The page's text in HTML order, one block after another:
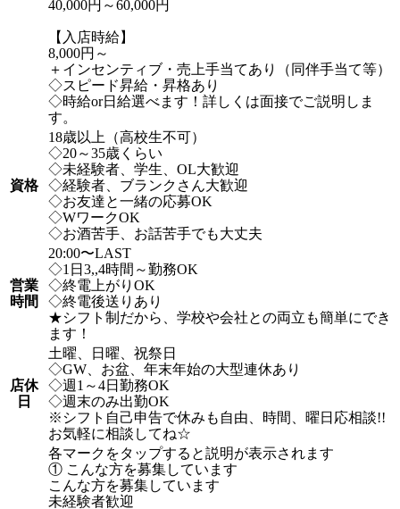
40,000円～60,000円
【入店時給】
8,000円～
＋インセンティブ・売上手当てあり（同伴手当て等）
◇スピード昇給・昇格あり
◇時給or日給選べます！詳しくは面接でご説明しま
す。
資格
18歳以上（高校生不可）
◇20～35歳くらい
◇未経験者、学生、OL大歓迎
◇経験者、ブランクさん大歓迎
◇お友達と一緒の応募OK
◇WワークOK
◇お酒苦手、お話苦手でも大丈夫
営業
時間
20:00〜LAST
◇1日3,,4時間～勤務OK
◇終電上がりOK
◇終電後送りあり
★シフト制だから、学校や会社との両立も簡単にでき
ます！
店休
日
土曜、日曜、祝祭日
◇GW、お盆、年末年始の大型連休あり
◇週1～4日勤務OK
◇週末のみ出勤OK
※シフト自己申告で休みも自由、時間、曜日応相談!!
お気軽に相談してね☆
各マークをタップすると説明が表示されます
① こんな方を募集しています
こんな方を募集しています
未経験者歓迎